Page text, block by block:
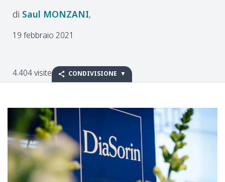
Saul MONZANI
19 febbraio 2021
4.404 visite CONDIVISIONE